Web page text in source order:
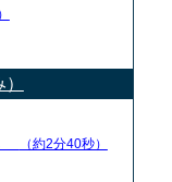
（約2分40秒）